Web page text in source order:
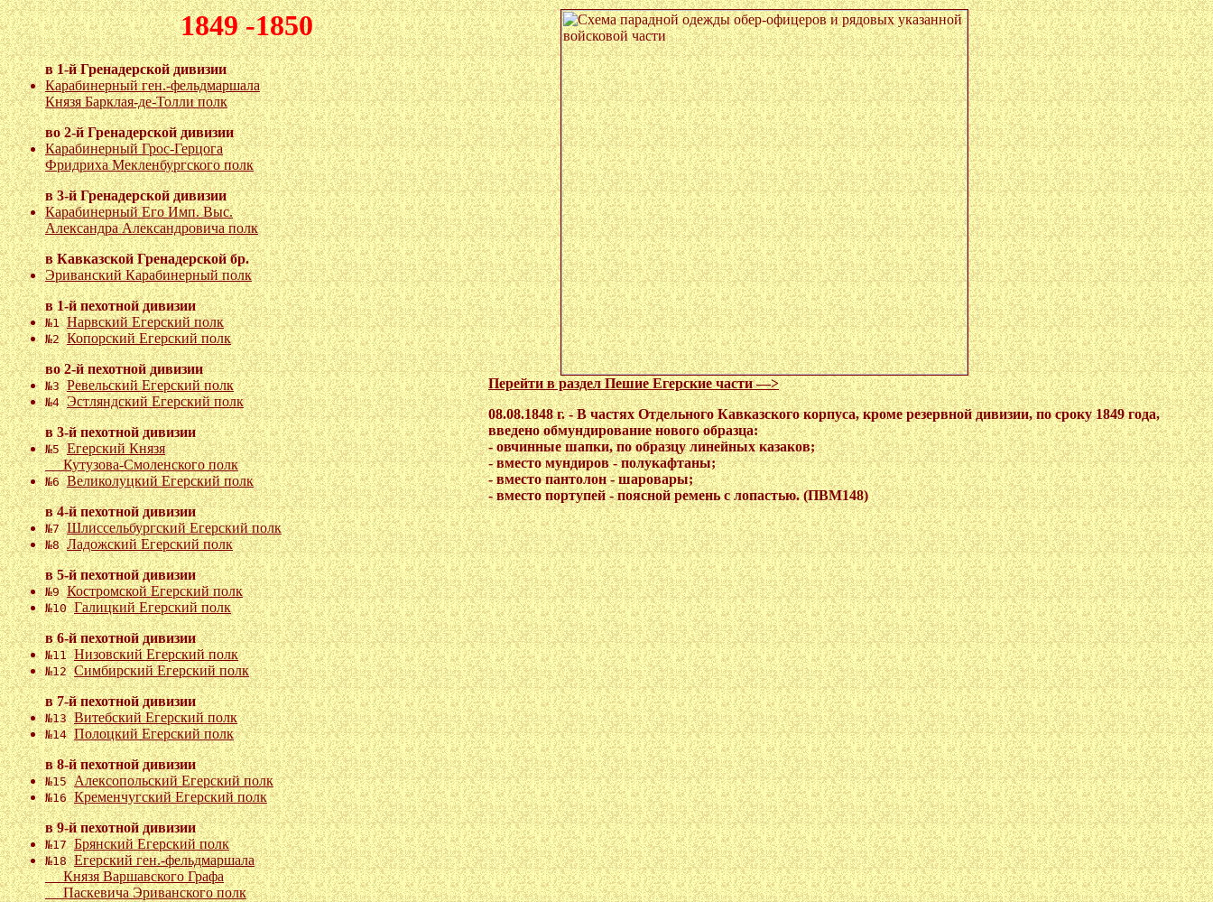
1849 -1850
в 1-й Гренадерской дивизии
Карабинерный ген.-фельдмаршала
Князя Барклая-де-Толли полк
во 2-й Гренадерской дивизии
Карабинерный Грос-Герцога
Фридриха Мекленбургского полк
в 3-й Гренадерской дивизии
Карабинерный Его Имп. Выс.
Александра Александровича полк
в Кавказской Гренадерской бр.
Эриванский Карабинерный полк
в 1-й пехотной дивизии
№1Нарвский Егерский полк
№2Копорский Егерский полк
во 2-й пехотной дивизии
№3Ревельский Егерский полк
№4Эстляндский Егерский полк
в 3-й пехотной дивизии
№5Егерский Князя
Кутузова-Смоленского полк
№6Великолуцкий Егерский полк
в 4-й пехотной дивизии
№7Шлиссельбургский Егерский полк
№8Ладожский Егерский полк
в 5-й пехотной дивизии
№9Костромской Егерский полк
№10Галицкий Егерский полк
в 6-й пехотной дивизии
№11Низовский Егерский полк
№12Симбирский Егерский полк
в 7-й пехотной дивизии
№13Витебский Егерский полк
№14Полоцкий Егерский полк
в 8-й пехотной дивизии
№15Алексопольский Егерский полк
№16Кременчугский Егерский полк
в 9-й пехотной дивизии
№17Брянский Егерский полк
№18Егерский ген.-фельдмаршала
Князя Варшавского Графа
Паскевича Эриванского полк
Перейти в раздел Пешие Егерские части —>
08.08.1848 г. - В частях Отдельного Кавказского корпуса, кроме резервной дивизии, по сроку 1849 года,
введено обмундирование нового образца:
- овчинные шапки, по образцу линейных казаков;
- вместо мундиров - полукафтаны;
- вместо пантолон - шаровары;
- вместо портупей - поясной ремень с лопастью. (ПВМ148)